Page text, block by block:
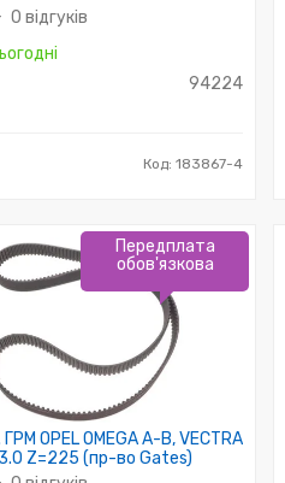
0 відгуків
94224
Код: 183867-4
OPEL OMEGA A-B, VECTRA
Z=225 (пр-во Gates)
Передплата
обов'язкова